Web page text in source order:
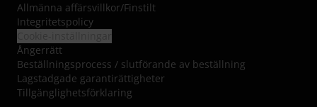
Allmänna affärsvillkor/Finstilt
Integritetspolicy
Ångerrätt
Beställningsprocess / slutförande av beställning
Lagstadgade garantirättigheter
Tillgänglighetsförklaring